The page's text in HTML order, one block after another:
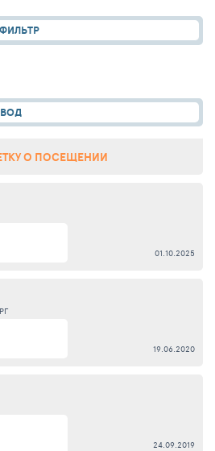
О ПОСЕЩЕНИИ
01.10.2025
19.06.2020
24.09.2019